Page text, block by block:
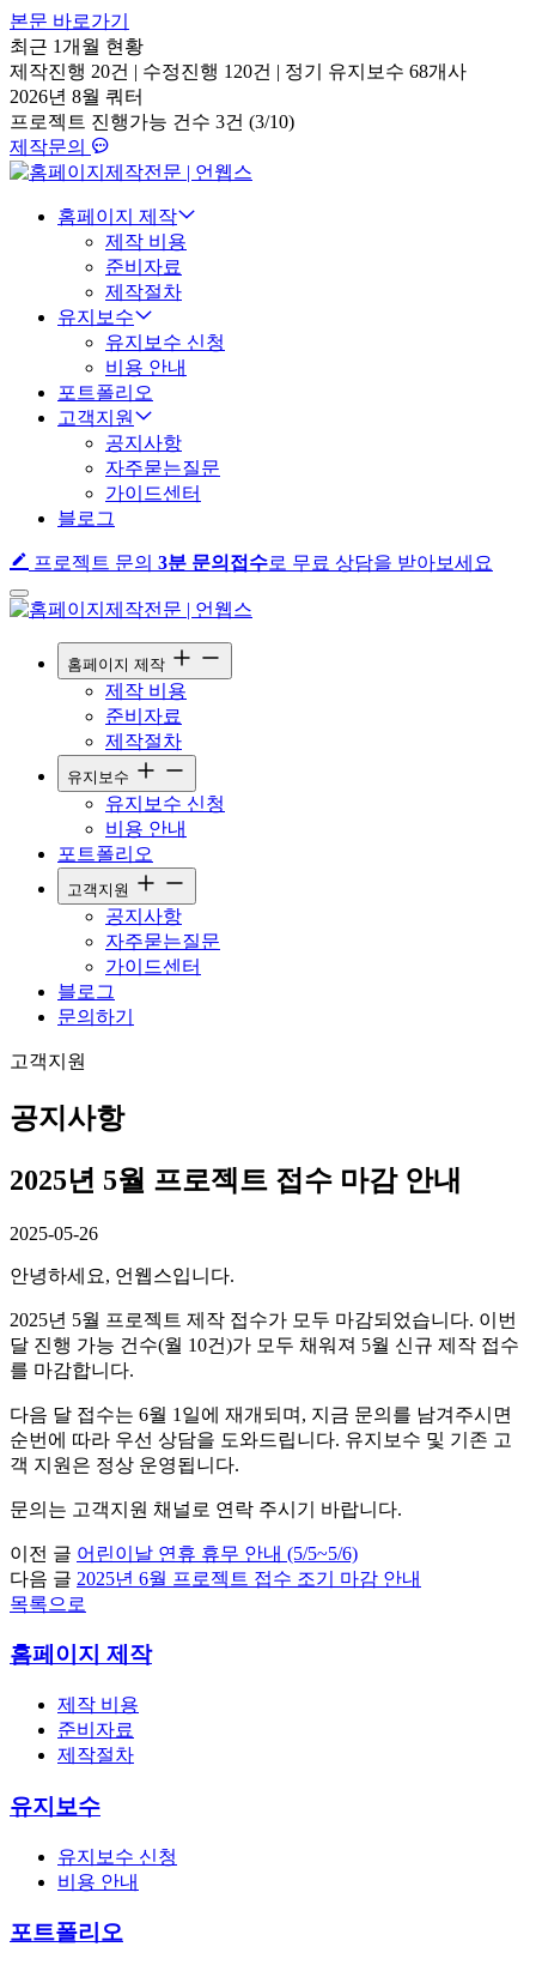
본문 바로가기
최근 1개월 현황
제작진행 20건 | 수정진행 120건 | 정기 유지보수 68개사
2026년 8월 쿼터
프로젝트 진행가능 건수 3건 (3/10)
제작문의
홈페이지 제작
제작 비용
준비자료
제작절차
유지보수
유지보수 신청
비용 안내
포트폴리오
고객지원
공지사항
자주묻는질문
가이드센터
블로그
프로젝트 문의 3분 문의접수로 무료 상담을 받아보세요
홈페이지 제작
제작 비용
준비자료
제작절차
유지보수
유지보수 신청
비용 안내
포트폴리오
고객지원
공지사항
자주묻는질문
가이드센터
블로그
문의하기
고객지 원
공지 사항
2025년 5월 프로젝트 접수 마감 안내
2025-05-26
안녕하세요, 언웹스입니다.
2025년 5월 프로젝트 제작 접수가 모두 마감되었습니다. 이번
달 진행 가능 건수(월 10건)가 모두 채워져 5월 신규 제작 접수
를 마감합니다.
다음 달 접수는 6월 1일에 재개되며, 지금 문의를 남겨주시면
순번에 따라 우선 상담을 도와드립니다. 유지보수 및 기존 고
객 지원은 정상 운영됩니다.
문의는 고객지원 채널로 연락 주시기 바랍니다.
이전 글 어린이날 연휴 휴무 안내 (5/5~5/6)
다음 글 2025년 6월 프로젝트 접수 조기 마감 안내
목록으로
홈페이지 제작
제작 비용
준비자료
제작절차
유지보수
유지보수 신청
비용 안내
포트폴리오